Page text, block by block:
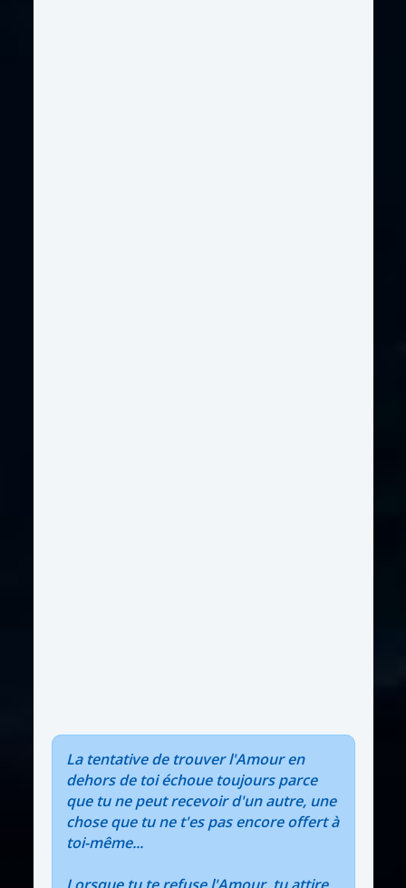
La tentative de trouver l'Amour en
dehors de toi échoue toujours parce
que tu ne peut recevoir d'un autre, une
chose que tu ne t'es pas encore offert à
toi-même...